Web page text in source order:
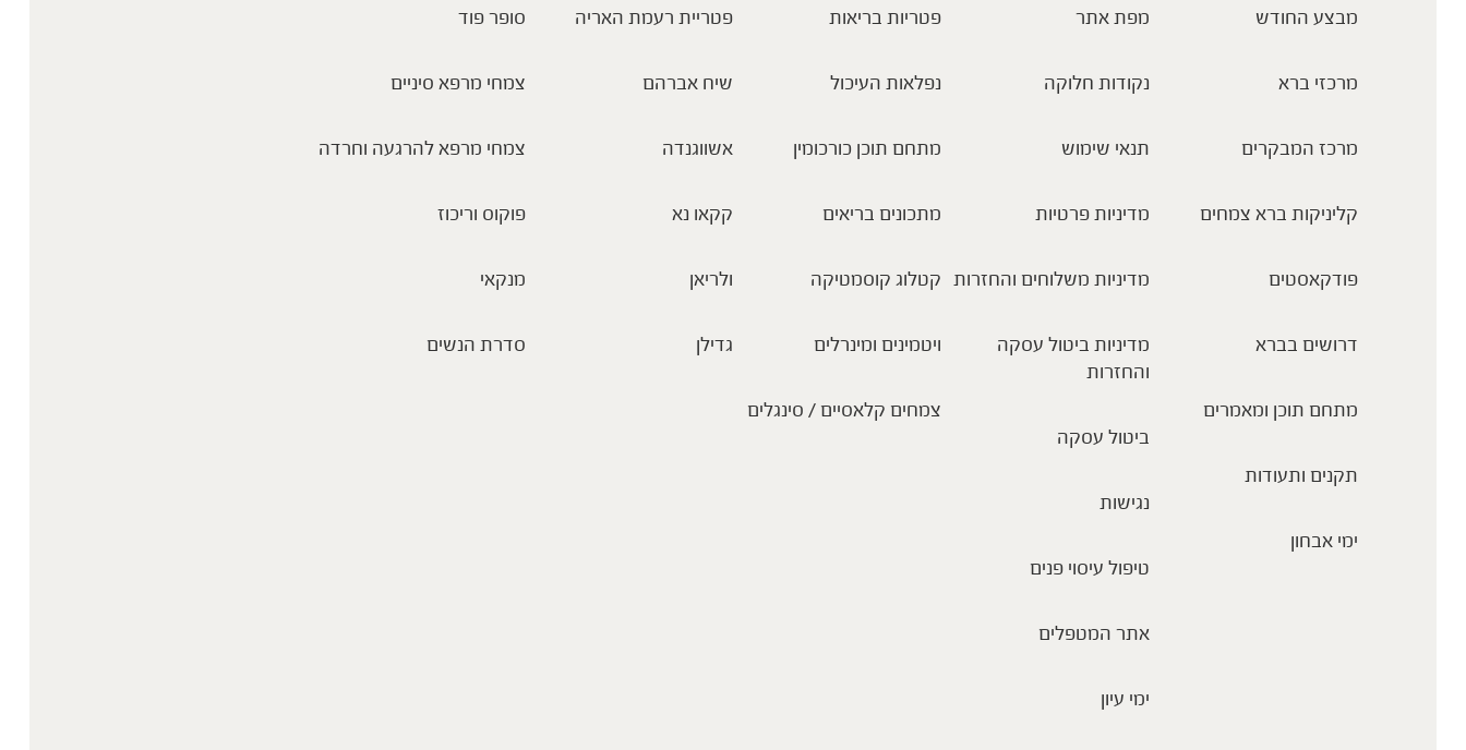
מבצע החודש
מרכזי ברא
מרכז המבקרים
קליניקות ברא צמחים
פודקאסטים
דרושים בברא
מתחם תוכן ומאמרים
תקנים ותעודות
ימי אבחון
מפת אתר
נקודות חלוקה
תנאי שימוש
מדיניות פרטיות
מדיניות משלוחים והחזרות
מדיניות ביטול עסקה
והחזרות
ביטול עסקה
נגישות
טיפול עיסוי פנים
אתר המטפלים
ימי עיון
פטריות בריאות
נפלאות העיכול
מתחם תוכן כורכומין
מתכונים בריאים
קטלוג קוסמטיקה
ויטמינים ומינרלים
צמחים קלאסיים / סינגלים
פטריית רעמת האריה
שיח אברהם
אשווגנדה
קקאו נא
ולריאן
גדילן
סופר פוד
צמחי מרפא סיניים
צמחי מרפא להרגעה וחרדה
פוקוס וריכוז
מנקאי
סדרת הנשים